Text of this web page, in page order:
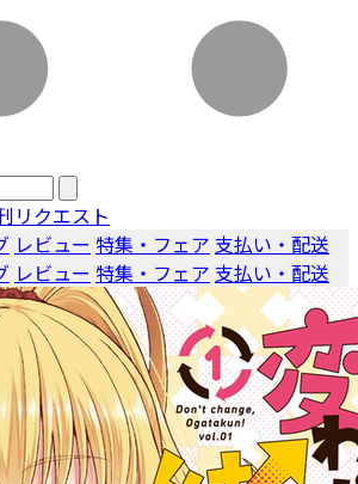
リクエスト
レビュー 特集・フェア 支払い・配送
レビュー 特集・フェア 支払い・配送